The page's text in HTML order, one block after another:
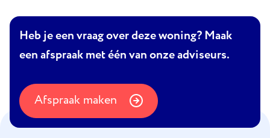
Heb je een vraag over deze woning? Maak
een afspraak met één van onze adviseurs.
Afspraak maken